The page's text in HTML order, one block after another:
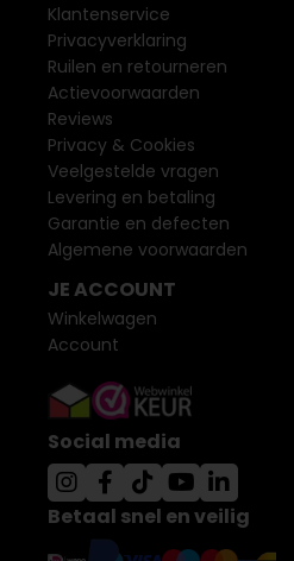
Klantenservice
Privacyverklaring
Ruilen en retourneren
Actievoorwaarden
Reviews
Privacy & Cookies
Veelgestelde vragen
Levering en betaling
Garantie en defecten
Algemene voorwaarden
JE ACCOUNT
Winkelwagen
Account
Social media
Betaal snel en veilig